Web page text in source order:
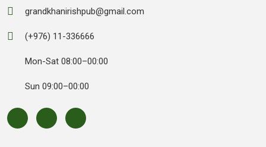
grandkhanirishpub@gmail.com
(+976) 11-336666
Mon-Sat 08:00–00:00
Sun 09:00–00:00